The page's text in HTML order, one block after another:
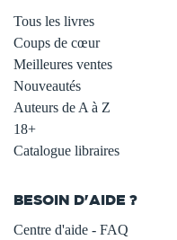
Tous les livres
Coups de cœur
Meilleures ventes
Nouveautés
Auteurs de A à Z
18+
Catalogue libraires
BESOIN D'AIDE ?
Centre d'aide - FAQ